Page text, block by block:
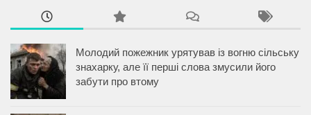
Молодий пожежник урятував із вогню сільську
знахарку, але її перші слова змусили його
забути про втому